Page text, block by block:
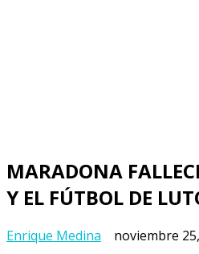
MARADONA
Y EL FÚTBOL DE
Enrique Medina noviembre